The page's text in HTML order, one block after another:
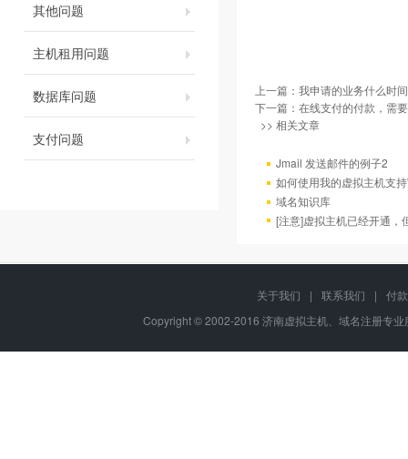
其他问题
主机租用问题
数据库问题
支付问题
上一篇： 我申请的业务什么时
下一篇： 在线支付的付款，需
>> 相关文章
Jmail 发送邮件的例子2
如何使用我的虚拟主机支
域名知识库
[注意]虚拟主机已经开通，
关于我们 | 联系我们 |
付
Copyright © 2002-2016 济南虚拟主机、域名注册专